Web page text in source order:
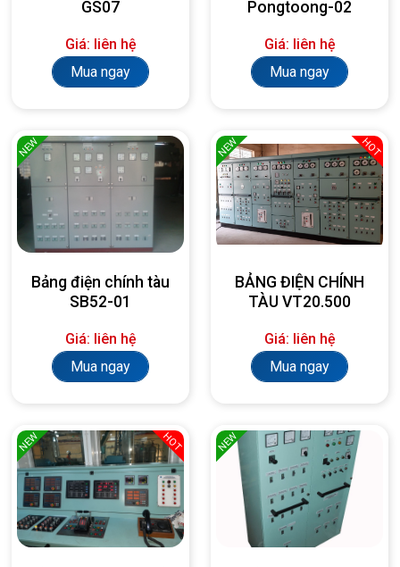
GS07
Giá: liên hệ
Mua ngay
Pongtoong-02
Giá: liên hệ
Mua ngay
NEW
Bảng điện chính tàu
SB52-01
Giá: liên hệ
Mua ngay
NEW HOT
BẢNG ĐIỆN CHÍNH
TÀU VT20.500
Giá: liên hệ
Mua ngay
NEW HOT NEW